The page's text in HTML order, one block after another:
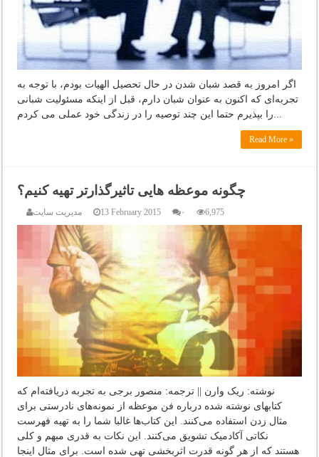
اگر امروز به قصد شبان شدن در حال تحصیل الهیات بودم، با توجه به
تجربه‌ای که اکنون به عنوان شبان دارم، قبل از اینکه مسئولیت شبانی
Read More »
چگونه موعظه هایی تاثیرگذارتر تهیه کنیم؟
مدیریت سایت 13 February 2015 ۰ 6,975
نوشته: ریک وارن || ترجمه: منصور برجی به تجربه دریافته‌ام که
کتابهای نوشته شده درباره فن موعظه از نمونه‌های نادرستی برای
مثال زدن استفاده می‌کنند. این کتاب‌ها غالبا شما را به تهیه فهرست
نکاتی آکادمیک تشویق می‌کنند. این نکات به قدری مبهم و کلی
هستند که از هر گونه قدرت اثربخشی تهی شده است. برای مثال اینجا